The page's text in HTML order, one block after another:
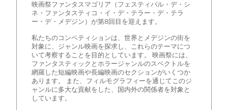
映画祭ファンタスマゴリア（フェスティバル・デ・シ
ネ・ファンタスティコ・イ・デ・テラー・デ・テラ
ー・デ・メデジン）が第8回目を迎えます。
私たちのコンペティションは、世界とメデジンの街を
対象に、ジャンル映画を探求し、これらのテーマにつ
いて考察することを目的としています。 映画祭には、
ファンタスティックとホラージャンルのスペクトルを
網羅した短編映画や長編映画のセクションがいくつか
あります。 また、フィルモグラフィーを通じてこのジ
ャンルに多大な貢献をした、国内外の関係者を対象と
しています。